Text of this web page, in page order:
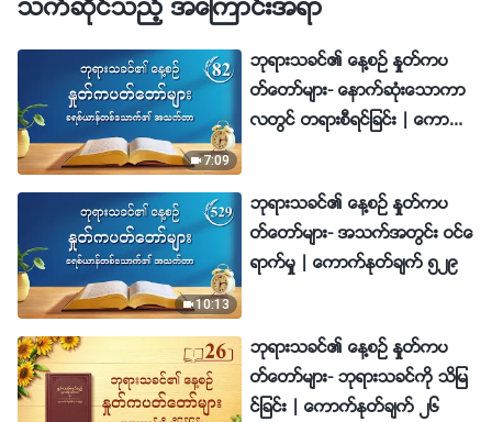
သက္ဆိုင္သည့္ အေၾကာင္းအရာ
7:09
ဘုရားသခင္၏ ေန႔စဥ္ ႏႈတ္ကပ
တ္ေတာ္မ်ား- ေနာက္ဆုံးေသာကာ
လတြင္ တရားစီရင္ျခင္း | ေကာ
10:13
ဘုရားသခင္၏ ေန႔စဥ္ ႏႈတ္ကပ
တ္ေတာ္မ်ား- အသက္အတြင္း ဝင္ေ
ရာက္မႈ | ေကာက္ႏုတ္ခ်က္ ၅၂၉
ဘုရားသခင္၏ ေန႔စဥ္ ႏႈတ္ကပ
တ္ေတာ္မ်ား- ဘုရားသခင္ကို သိျမ
င္ျခင္း | ေကာက္ႏုတ္ခ်က္ ၂၆